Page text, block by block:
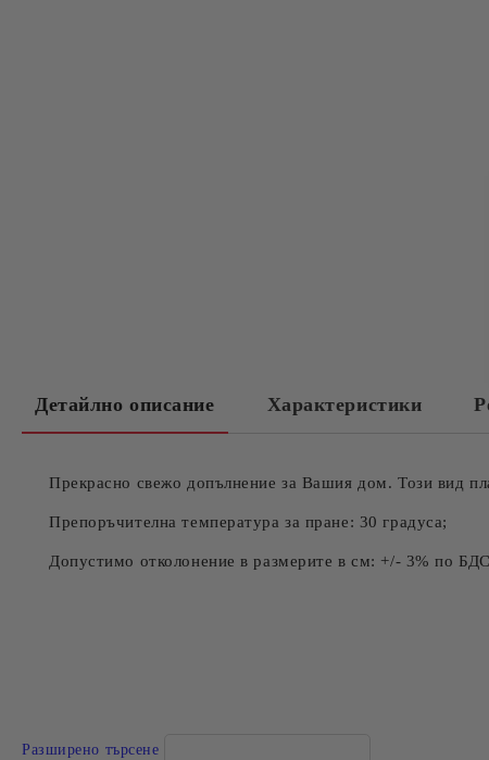
Детайлно описание Характеристики
Прекрасно свежо допълнение за Вашия дом. Този вид
Препоръчителна температура за пране: 30 градуса;
Допустимо отколонение в размерите в см: +/- 3% по
Разширено търсене